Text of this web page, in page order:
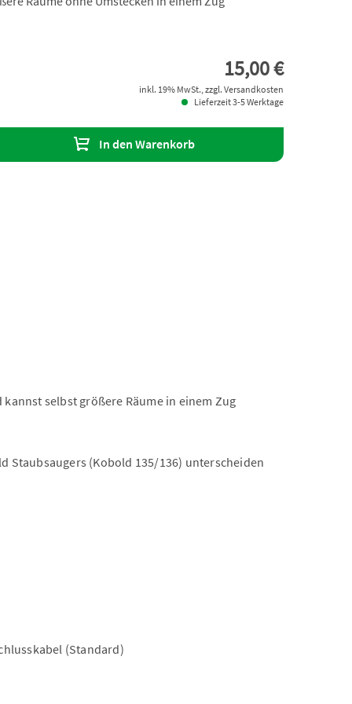
15,00 €
inkl. 19% MwSt., zzgl. Versandkosten
Lieferzeit 3-5 Werktage
In den Warenkorb
selbst größere Räume in einem Zug
Staubsaugers (Kobold 135/136) unterscheiden
(Standard)